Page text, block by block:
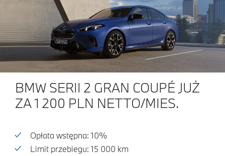
BMW SERII 2 GRAN COUPÉ JUŻ
ZA 1 200 PLN NETTO/MIES.
Opłata wstępna: 10%
Limit przebiegu: 15 000 km